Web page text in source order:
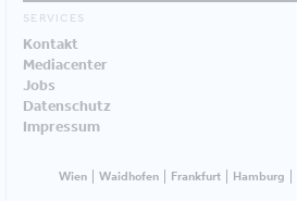
SERVICES
Kontakt
Mediacenter
Jobs
Datenschutz
Impressum
Wien Waidhofen Frankfurt Hamburg